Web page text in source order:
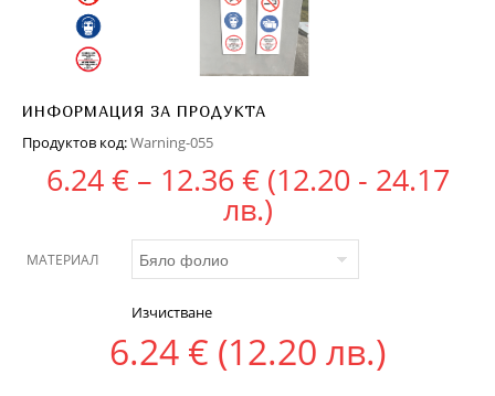
ИНФОРМАЦИЯ ЗА ПРОДУКТА
Продуктов код:Warning-055
6.24€ – 12.36 €Price range:
(12.20 - 24.17
лв.)
МАТЕРИАЛ
Изчистване
6.24 € (12.20 лв.)